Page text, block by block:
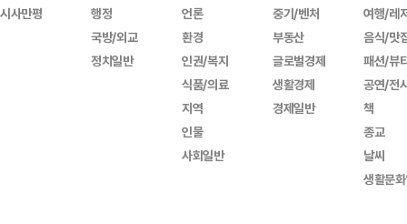
시사만평
행정
국방/외교
정치일반
언론
환경
인권/복지
식품/의료
지역
인물
사회일반
중기/벤처
부동산
글로벌경제
생활경제
경제일반
여행/레
음식/맛
패션/뷰
공연/전
책
종교
날씨
생활문